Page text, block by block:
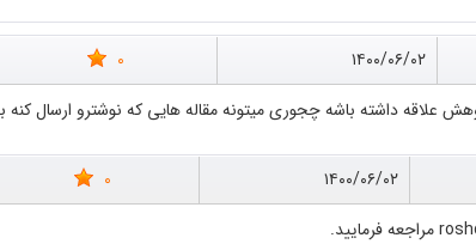
۱۴۰۰/۰۶/۰۲ 0
علاقه داشته باشه چجوری میتونه مقاله هایی که نوشترو ارسال کنه
۱۴۰۰/۰۶/۰۲ 0